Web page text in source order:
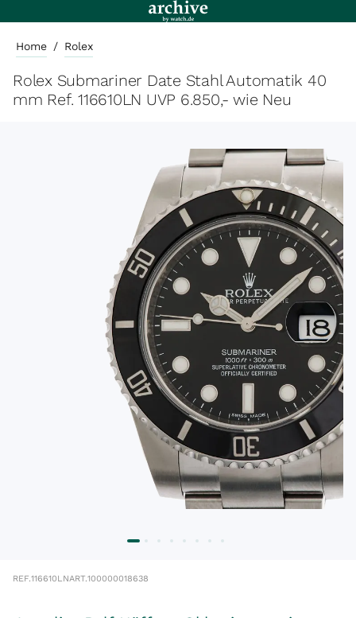
Home / Rolex
Rolex Submariner Date Stahl Automatik 40
mm Ref. 116610LN UVP 6.850,- wie Neu
REF.116610LNART.100000018638